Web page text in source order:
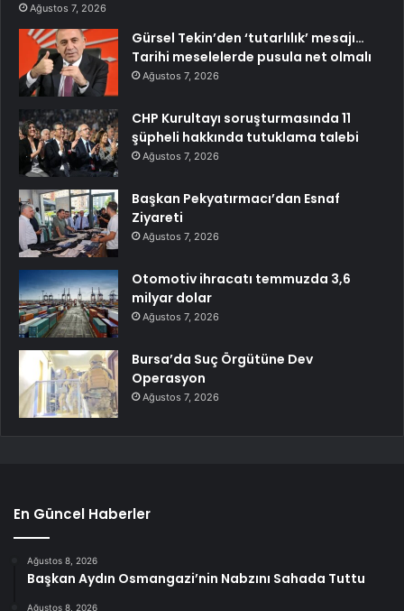
Ağustos 7, 2026
Gürsel Tekin’den ‘tutarlılık’ mesajı…
Tarihi meselelerde pusula net olmalı
Ağustos 7, 2026
CHP Kurultayı soruşturmasında 11
şüpheli hakkında tutuklama talebi
Ağustos 7, 2026
Başkan Pekyatırmacı’dan Esnaf
Ziyareti
Ağustos 7, 2026
Otomotiv ihracatı temmuzda 3,6
milyar dolar
Ağustos 7, 2026
Bursa’da Suç Örgütüne Dev
Operasyon
Ağustos 7, 2026
En Güncel Haberler
Ağustos 8, 2026
Başkan Aydın Osmangazi’nin Nabzını Sahada Tuttu
Ağustos 8, 2026